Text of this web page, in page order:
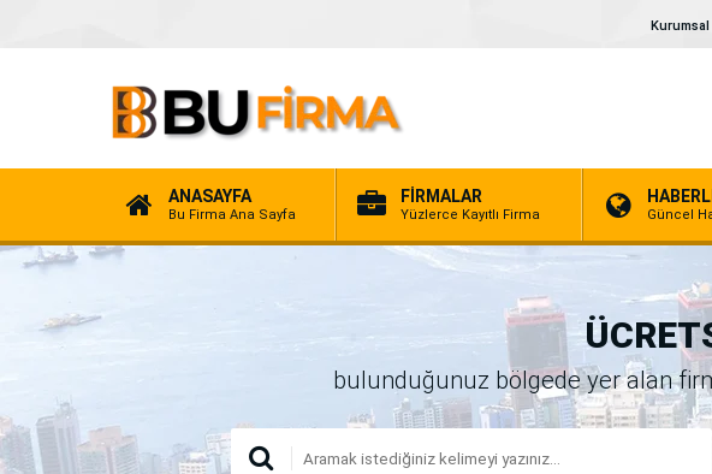
Kurumsal
ANASAYFA
Bu Firma Ana Sayfa
FİRMALAR
Yüzlerce Kayıtlı Firma Güncel
bulunduğunuz bölgede yer alan